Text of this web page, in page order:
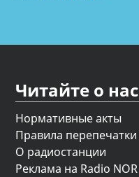
Читайте о нас
Нормативные акты
Правила перепечатки
О радиостанции
Реклама на Radio NOR